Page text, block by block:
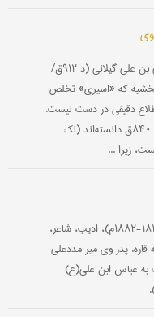
اَسیری لاهیجی، شم‍س‌الدین محمد بن یحیی بن علی گیلانی (د ۹۱۲ق‌/
كه «اسیری‌» تخلص
دقیقی در دست نیست‌.
اینكه برخی از معاصران او را متولد حدود سال ۸۴۰ق دانسته‌اند (نك‍ :
اَسیرِ لَكْهْنَوی‌، میرمظفرعلی(۱۲۲۹- ۱۲۹۹ق‌/ ۱۸۱۴-۱۸۸۲م‌)، ادیب‌، شاعر،
قاره‌. پدر وی میر مددعلی
به عباس ابن علی(ع‌)